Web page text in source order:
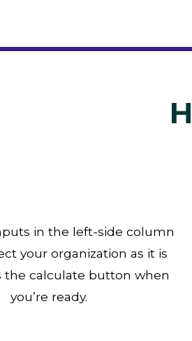
in the left-side column
your organization as it is
the calculate button when
you’re ready.